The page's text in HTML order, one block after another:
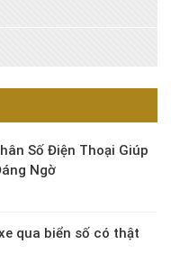
Số Điện Thoại Giúp
Ngờ
qua biển số có thật